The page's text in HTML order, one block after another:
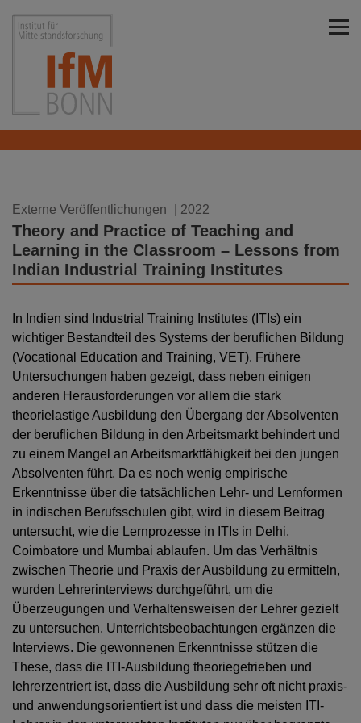
Institut für Mittelstandsforschung Bonn
Externe Veröffentlichungen 30.12.2022
| 2022
Theory and Practice of Teaching and
Learning in the Classroom – Lessons from
Indian Industrial Training Institutes
In Indien sind Industrial Training Institutes (ITIs) ein
wichtiger Bestandteil des Systems der beruflichen Bildung
(Vocational Education and Training, VET). Frühere
Untersuchungen haben gezeigt, dass neben einigen
anderen Herausforderungen vor allem die stark
theorielastige Ausbildung den Übergang der Absolventen
der beruflichen Bildung in den Arbeitsmarkt behindert und
zu einem Mangel an Arbeitsmarktfähigkeit bei den jungen
Absolventen führt. Da es noch wenig empirische
Erkenntnisse über die tatsächlichen Lehr- und Lernformen
in indischen Berufsschulen gibt, wird in diesem Beitrag
untersucht, wie die Lernprozesse in ITIs in Delhi,
Coimbatore und Mumbai ablaufen. Um das Verhältnis
zwischen Theorie und Praxis der Ausbildung zu ermitteln,
wurden Lehrerinterviews durchgeführt, um die
Überzeugungen und Verhaltensweisen der Lehrer gezielt
zu untersuchen. Unterrichtsbeobachtungen ergänzen die
Interviews. Die gewonnenen Erkenntnisse stützen die
These, dass die ITI-Ausbildung theoriegetrieben und
lehrerzentriert ist, dass die Ausbildung sehr oft nicht praxis-
und anwendungsorientiert ist und dass die meisten ITI-